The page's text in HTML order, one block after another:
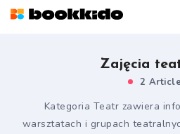
Zajęcia
2
Kategoria Teatr zawiera
warsztatach i grupach